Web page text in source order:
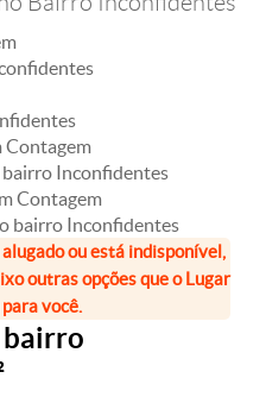
Contagem
bairro Inconfidentes
Contagem
bairro Inconfidentes
ou está indisponível,
outras opções que o Lugar
você.
bairro